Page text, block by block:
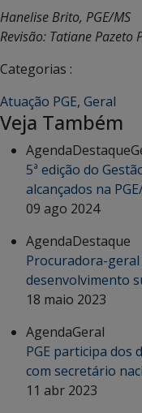
Hanelise Brito, PGE/MS
Revisão: Tatiane Pazeto
Categorias :
Atuação PGE, Geral
Veja Também
AgendaDestaque
5ª edição do
alcançados na
09 ago 2024
AgendaDestaque
Procuradora-
desenvolvimento
18 maio 2023
AgendaGeral
PGE participa dos
com secretário
11 abr 2023